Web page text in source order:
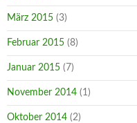
März 2015 (3)
Februar 2015 (8)
Januar 2015 (7)
November 2014 (1)
Oktober 2014 (2)